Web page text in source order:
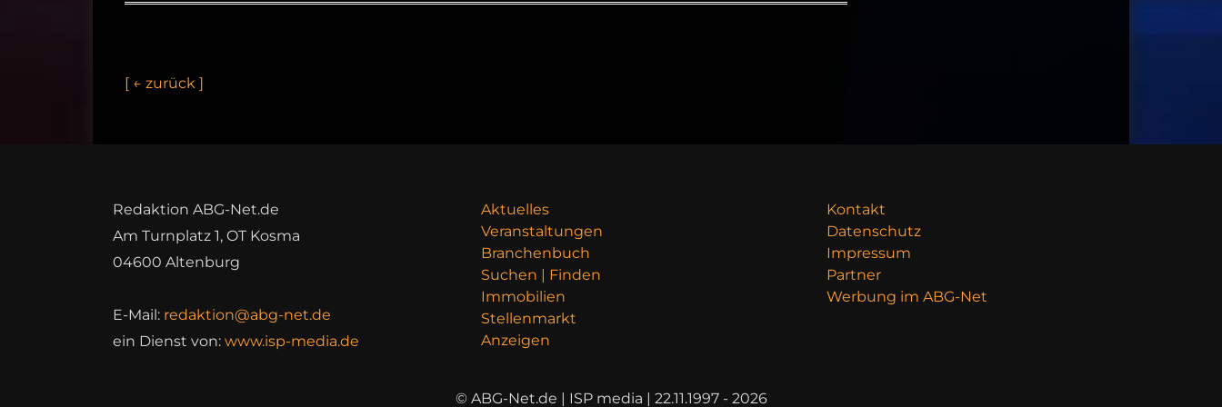
[ ← zurück ]
Redaktion ABG-Net.de
Am Turnplatz 1, OT Kosma
04600 Altenburg
E-Mail: redaktion@abg-net.de
ein Dienst von: www.isp-media.de
Aktuelles
Veranstaltungen
Branchenbuch
Suchen | Finden
Immobilien
Stellenmarkt
Anzeigen
Kontakt
Datenschutz
Impressum
Partner
Werbung im ABG-Net
© ABG-Net.de | ISP media | 22.11.1997 - 2026